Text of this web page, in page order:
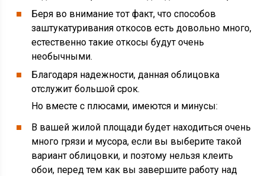
Беря во внимание тот факт, что способов
заштукатуривания откосов есть довольно много,
естественно такие откосы будут очень
необычными.
Благодаря надежности, данная облицовка
отслужит большой срок.
Но вместе с плюсами, имеются и минусы:
В вашей жилой площади будет находиться очень
много грязи и мусора, если вы выберите такой
вариант облицовки, и поэтому нельзя клеить
обои, перед тем как вы завершите работу над